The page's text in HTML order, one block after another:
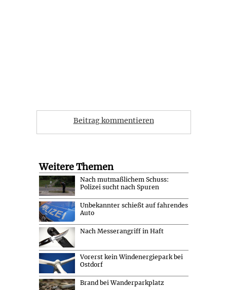
Beitrag kommentieren
Weitere Themen
Nach mutmaßlichem Schuss:
Polizei sucht nach Spuren
Unbekannter schießt auf fahrendes
Auto
Nach Messerangriff in Haft
Vorerst kein Windenergiepark bei
Ostdorf
Brand bei Wanderparkplatz